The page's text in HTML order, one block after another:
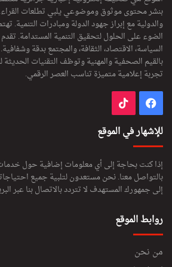
بنشر محتوى موثوق وموضوعي يلبي تطلعات القراء.
والدولية مع إبراز جهود الدولة ومبادرات التنمية.
الضوء على الحلول لتحقيق التنمية المستدامة.
السياسة، الاقتصاد، الثقافة، والمجتمع بدقة
بالقيم الصحفية والمهنية وتوظف التقنيات الحديثة
تجربة إعلامية متميزة تناسب العصر الرقمي.
فيسبوك
للإشهار في الموقع
إذا كنت بحاجة إلى أي معلومات إضافية حول خدمات
بالتواصل معنا. نحن مستعدون لتلبية جميع
إلى جمهورك المستهدف لا تتردد بالاتصال بنا عبر
روابط الموقع
من نحن